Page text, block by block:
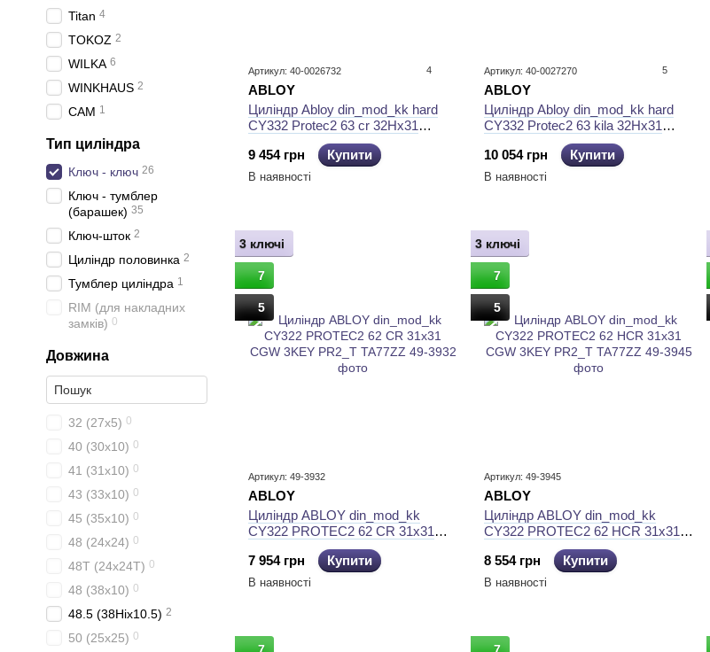
Артикул: 40-0026732 4
ABLOY
Циліндр Abloy din_mod_kk hard
CY332 Protec2 63 cr 32Hx31
cam30 3key pr2_t ta77Zz box
9 454 грн
Купити
В наявності
Артикул: 40-0027270 5
ABLOY
Циліндр Abloy din_mod_kk hard
CY332 Protec2 63 kila 32Hx31
cam30 3key pr2_t ta77Zz box
10 054 грн
Купити
В наявності
3 ключі
7
5
Артикул: 49-3932
ABLOY
Циліндр ABLOY din_mod_kk
CY322 PROTEC2 62 CR 31x31
CGW 3KEY PR2_T TA77ZZ
7 954 грн
Купити
В наявності
3 ключі
7
5
Артикул: 49-3945
ABLOY
Циліндр ABLOY din_mod_kk
CY322 PROTEC2 62 HCR 31x31
CGW 3KEY PR2_T TA77ZZ
8 554 грн
Купити
В наявності
Titan 4
TOKOZ 2
WILKA 6
WINKHAUS 2
CAM 1
Тип циліндра
Ключ - ключ 26
Ключ - тумблер
(барашек) 35
Ключ-шток 2
Циліндр половинка 2
Тумблер циліндра 1
RIM (для накладних
замків) 0
Довжина
32 (27x5) 0
40 (30x10) 0
41 (31x10) 0
43 (33x10) 0
45 (35x10) 0
48 (24x24) 0
48T (24x24T) 0
48 (38x10) 0
48.5 (38Hix10.5) 2
50 (25x25) 0